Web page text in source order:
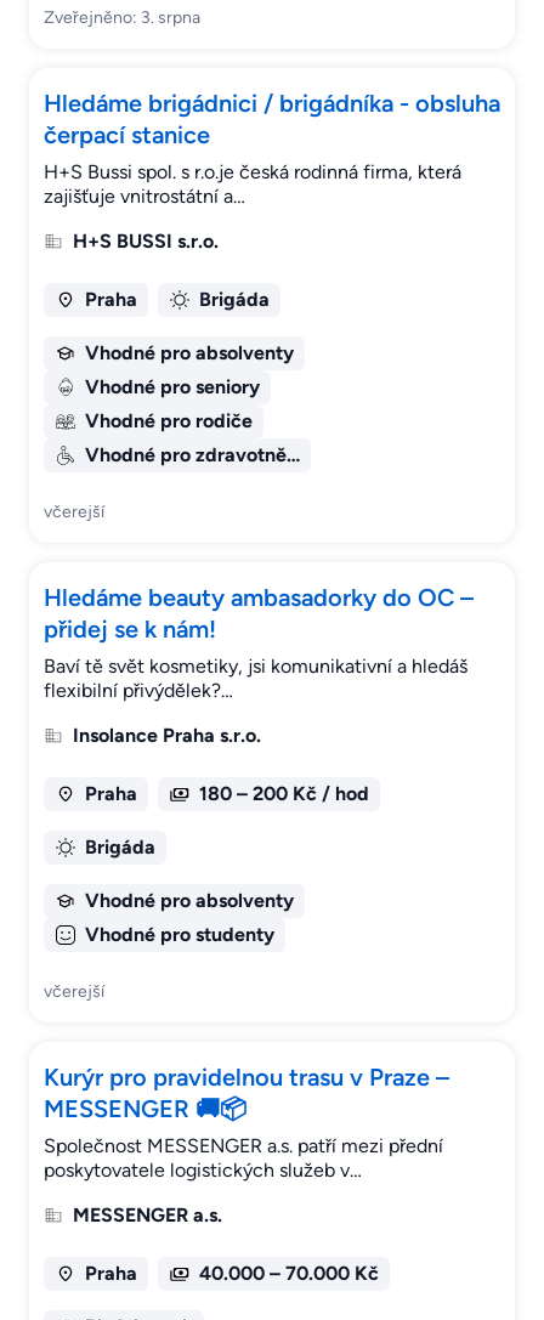
Zveřejněno: 3. srpna
Hledáme brigádnici / brigádníka - obsluha
čerpací stanice
H+S Bussi spol. s r.o.je česká rodinná firma, která
zajišťuje vnitrostátní a…
H+S BUSSI s.r.o.
Praha Brigáda
Vhodné pro absolventy
Vhodné pro seniory
Vhodné pro rodiče
Vhodné pro zdravotně…
včerejší
Hledáme beauty ambasadorky do OC –
přidej se k nám!
Baví tě svět kosmetiky, jsi komunikativní a hledáš
flexibilní přivýdělek?…
Insolance Praha s.r.o.
Praha 180 – 200 Kč / hod
Brigáda
Vhodné pro absolventy
Vhodné pro studenty
včerejší
Kurýr pro pravidelnou trasu v Praze –
MESSENGER 🚚📦
Společnost MESSENGER a.s. patří mezi přední
poskytovatele logistických služeb v…
MESSENGER a.s.
Praha 40.000 – 70.000 Kč